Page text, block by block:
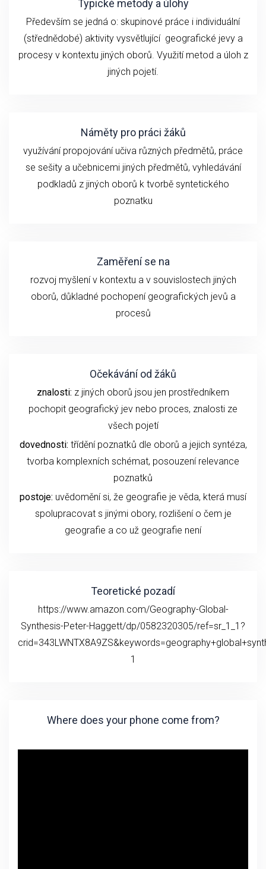
Typické metody a úlohy
Především se jedná o: skupinové práce i individuální
(střednědobé) aktivity vysvětlující geografické jevy a
procesy v kontextu jiných oborů. Využití metod a úloh z
jiných pojetí.
Náměty pro práci žáků
využívání propojování učiva různých předmětů, práce
se sešity a učebnicemi jiných předmětů, vyhledávání
podkladů z jiných oborů k tvorbě syntetického
poznatku
Zaměření se na
rozvoj myšlení v kontextu a v souvislostech jiných
oborů, důkladné pochopení geografických jevů a
procesů
Očekávání od žáků
znalosti: z jiných oborů jsou jen prostředníkem
pochopit geografický jev nebo proces, znalosti ze
všech pojetí
dovednosti: třídění poznatků dle oborů a jejich syntéza,
tvorba komplexních schémat, posouzení relevance
poznatků
postoje: uvědomění si, že geografie je věda, která musí
spolupracovat s jinými obory, rozlišení o čem je
geografie a co už geografie není
Teoretické pozadí
https://www.amazon.com/Geography-Global-
Synthesis-Peter-Haggett/dp/0582320305/ref=sr_1_1?
1
Where does your phone come from?